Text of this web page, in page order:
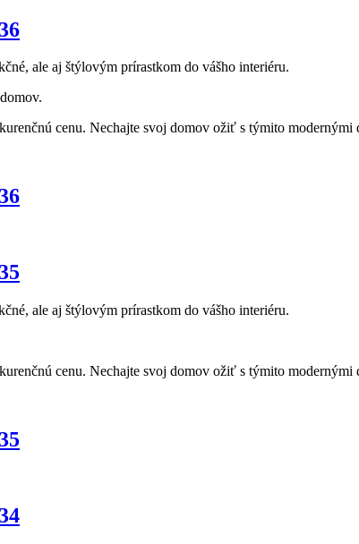
ale aj štýlovým prírastkom do vášho interiéru.
cenu. Nechajte svoj domov ožiť s týmito
ale aj štýlovým prírastkom do vášho interiéru.
cenu. Nechajte svoj domov ožiť s týmito